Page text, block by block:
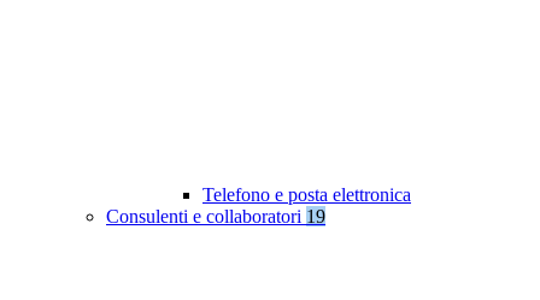
Telefono e posta elettronica
Consulenti e collaboratori 19